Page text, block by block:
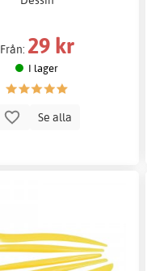
Från: 29 kr
I lager
Se alla